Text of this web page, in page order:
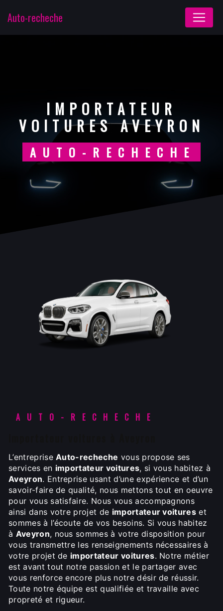
Auto-recheche
IMPORTATEUR
VOITURES AVEYRON
AUTO-RECHECHE
AUTO-RECHECHE
L’entrepriseAuto-recheche vous propose ses
services en importateur voitures, si vous habitez à
Aveyron. Entreprise usant d’une expérience et d’un
savoir-faire de qualité, nous mettons tout en oeuvre
pour vous satisfaire. Nous vous accompagnons
ainsi dans votre projet de importateur voitures et
sommes à l’écoute de vos besoins. Si vous habitez
à Aveyron, nous sommes à votre disposition pour
vous transmettre les renseignements nécessaires à
votre projet de importateur voitures. Notre métier
est avant tout notre passion et le partager avec
vous renforce encore plus notre désir de réussir.
Toute notre équipe est qualifiée et travaille avec
propreté et rigueur.